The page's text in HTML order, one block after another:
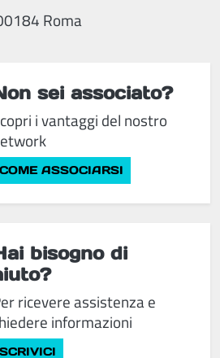
sei associato?
i vantaggi del nostro
COME ASSOCIARSI
Roma
bisogno di
ricevere assistenza e
informazioni
SCRIVICI